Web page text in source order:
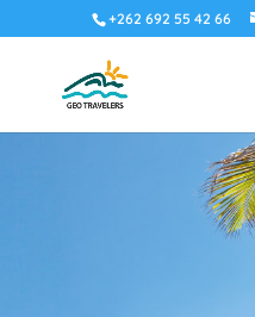
+262 692 55 42 66